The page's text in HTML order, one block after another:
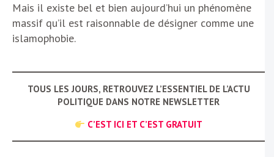
Mais il existe bel et bien aujourd’hui un phénomène
massif qu’il est raisonnable de désigner comme une
islamophobie.
TOUS LES JOURS, RETROUVEZ L’ESSENTIEL DE L’ACTU
POLITIQUE DANS NOTRE NEWSLETTER
C’EST ICI ET C’EST GRATUIT